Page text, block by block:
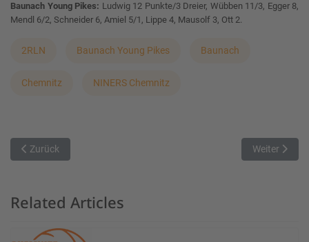
Baunach Young Pikes: Ludwig 12 Punkte/3 Dreier, Wübben 11/3, Egger 8,
Mendl 6/2, Schneider 6, Amiel 5/1, Lippe 4, Mausolf 3, Ott 2.
2RLN Baunach Young Pikes Baunach
Chemnitz NINERS Chemnitz
Vorheriger Beitrag: Trotz hitziger Atmosphäre - Rockets holen
Zurück Nächster
Weiter
Related Articles